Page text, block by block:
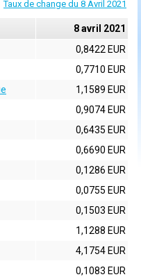
Taux de change du 8 Avril 2021
8 avril 2021
0,8422 EUR
0,7710 EUR
1,1589 EUR
0,9074 EUR
0,6435 EUR
0,6690 EUR
0,1286 EUR
0,0755 EUR
0,1503 EUR
1,1288 EUR
4,1754 EUR
0,1083 EUR